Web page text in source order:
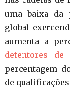
uma baixa da
global
aumenta a
detentores de
percentagem
de